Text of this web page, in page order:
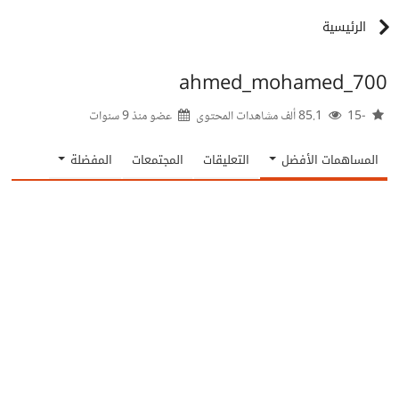
الرئيسية
ahmed_mohamed_700
-15 عضو منذ9 سنوات
المساهمات الأفضل التعليقات المجتمعات المفضلة